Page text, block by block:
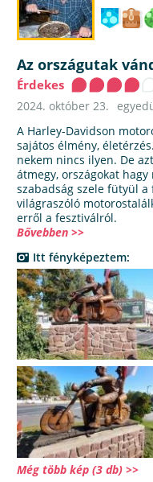
Az országutak
Érdekes
2024. október 23.
A Harley-Davidson
sajátos élmény,
nekem nincs ilyen. De
átmegy, országokat
szabadság szele fütyül
világraszóló
erről a fesztiválról.
Bővebben >>
Itt fényképeztem:
Még több kép (3 db) >>